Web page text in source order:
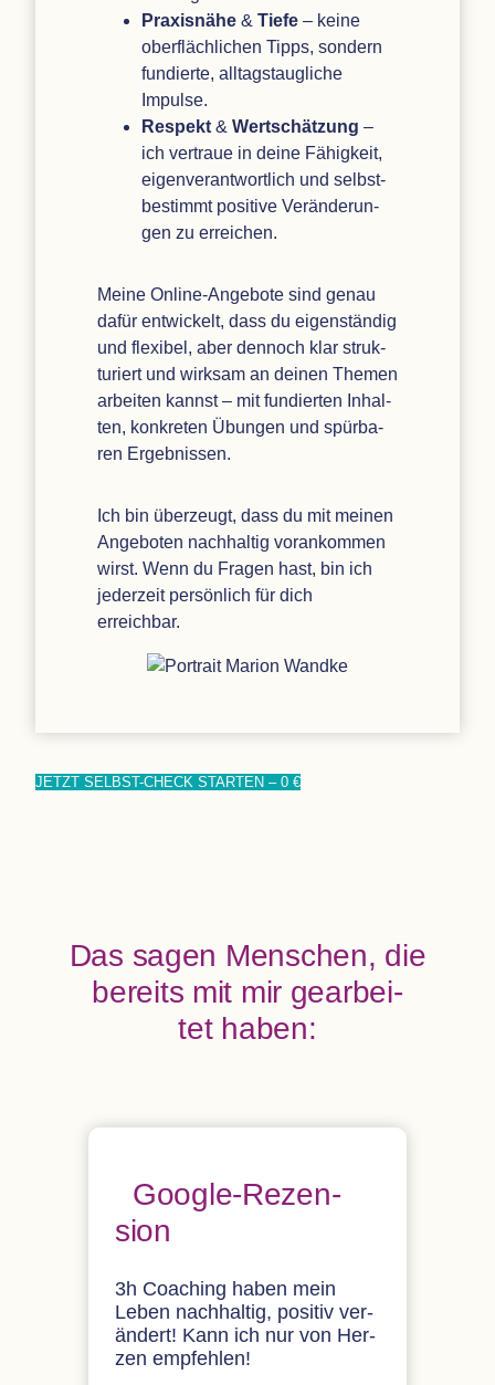
Pra­xis­nähe & Tiefe – keine
ober­fläch­li­chen Tipps, son­dern
fun­dierte, all­tags­taug­li­che
Impulse.
Respekt & Wert­schät­zung –
ich ver­traue in deine Fähig­keit,
eigen­ver­ant­wort­lich und selbst­
be­stimmt posi­tive Ver­än­de­run­
gen zu erreichen.
Meine Online-Ange­bote sind genau
dafür ent­wi­ckelt, dass du eigen­stän­dig
und fle­xi­bel, aber den­noch klar struk­
tu­riert und wirk­sam an dei­nen The­men
arbei­ten kannst – mit fun­dier­ten Inhal­
ten, kon­kre­ten Übun­gen und spür­ba­
ren Ergebnissen.
Ich bin über­zeugt, dass du mit mei­nen
Ange­bo­ten nach­hal­tig vor­an­kom­men
wirst. Wenn du Fra­gen hast, bin ich
jeder­zeit per­sön­lich für dich
erreichbar.
JETZT SELBST-CHECK STAR­TEN – 0 €
Das sagen Men­schen, die
bereits mit mir gear­bei­
tet haben:
Google-Rezen­
sion
3h Coa­ching haben mein
Leben nach­hal­tig, posi­tiv ver­
än­dert! Kann ich nur von Her­
zen empfehlen!